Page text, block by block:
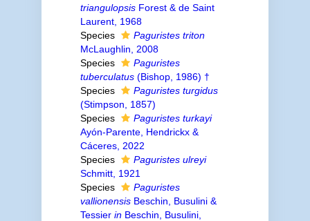
triangulopsisForest & de Saint
Laurent, 1968
Species
Paguristes triton
McLaughlin, 2008
Species
Paguristes
tuberculatus(Bishop, 1986) †
Species
Paguristes turgidus
(Stimpson, 1857)
Species
Paguristes turkayi
Ayón-Parente, Hendrickx &
Cáceres, 2022
Species
Paguristes ulreyi
Schmitt, 1921
Species
Paguristes
vallionensisBeschin, Busulini &
Tessier inBeschin, Busulini,